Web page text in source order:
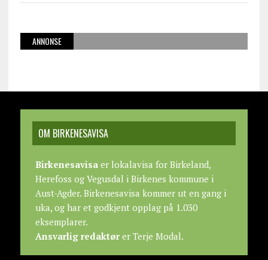
ANNONSE
OM BIRKENESAVISA
Birkenesavisaer lokalavisa for Birkeland,
Herefoss og Vegusdal i Birkenes kommune i
Aust-Agder. Birkenesavisa kommer ut en gang i
uka, og har et godkjent opplag på 1.030
eksemplarer.
Ansvarlig redaktører Terje Modal.